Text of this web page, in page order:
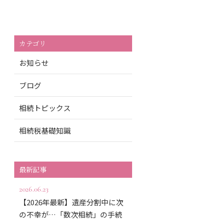
カテゴリ
お知らせ
ブログ
相続トピックス
相続税基礎知識
最新記事
2026.06.23
【2026年最新】遺産分割中に次
の不幸が…「数次相続」の手続